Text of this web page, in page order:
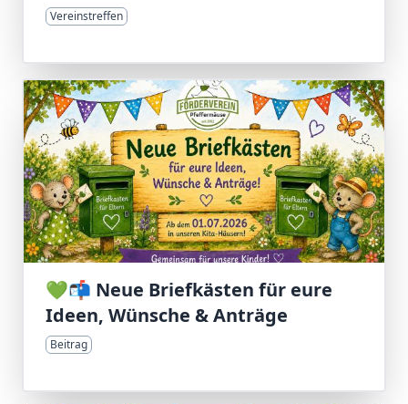
Vereinstreffen
💚📬 Neue Briefkästen für eure
Ideen, Wünsche & Anträge
Beitrag